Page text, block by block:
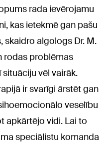
rada ievērojamu
kas ietekmē gan pašu
skaidro algologs Dr. M.
rodas problēmas
vēl vairāk.
ir svarīgi ārstēt gan
veselību
apkārtējo vidi. Lai to
speciālistu komanda